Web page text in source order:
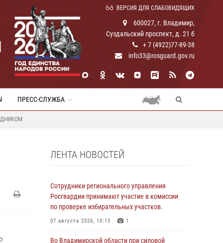
ВЕРСИЯ ДЛЯ СЛАБОВИДЯЩИХ
600027, г. Владимир,
Суздальский проспект, д. 21 б
+ 7 (4922)77-89-38
info33@rosguard.gov.ru
ПРЕСС-СЛУЖБА
ЛЕНТА НОВОСТЕЙ
Сотрудники регионального управления
Росгвардии принимают участие в комиссии
по проверке избирательных участков.
07 августа 2026, 10:13 1
Во Владимирской области при силовой